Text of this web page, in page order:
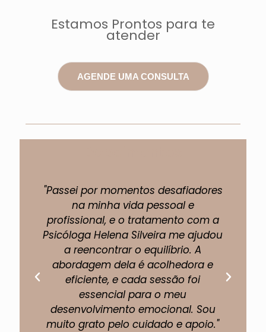
Estamos Prontos para te
atender
AGENDE UMA CONSULTA
"Passei por momentos desafiadores
na minha vida pessoal e
profissional, e o tratamento com a
Psicóloga Helena Silveira me ajudou
a reencontrar o equilíbrio. A
abordagem dela é acolhedora e
eficiente, e cada sessão foi
essencial para o meu
desenvolvimento emocional. Sou
muito grato pelo cuidado e apoio."